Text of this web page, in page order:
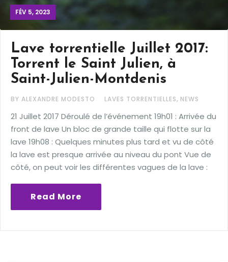
FÉV 5, 2023
Lave torrentielle Juillet 2017:
Torrent le Saint Julien, à
Saint-Julien-Montdenis
BY ALEXANDRE MODESTO LAVES TORRENTIELLES, NEWS
21 Juillet 2017 Déroulé de l’événement 19h01 : Arrivée du
front de lave Un bloc de grande taille qui flotte sur la
lave 19h08 : Quelques minutes plus tard et vu de côté
la lave est presque arrivée au niveau du pont Vue de
côté, on peut voir les différentes vagues de la lave :
Read More